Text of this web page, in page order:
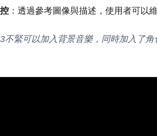
：透過參考圖像與描述，使用者可以
不緊可以加入背景音樂，同時加入了